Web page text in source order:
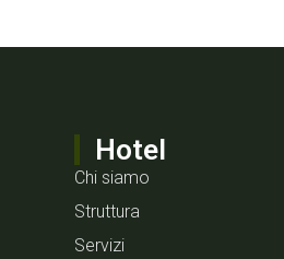
Hotel
Chi siamo
Struttura
Servizi